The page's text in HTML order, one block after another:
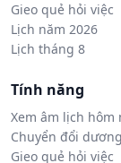
Gieo quẻ hỏi việc
Lịch năm 2026
Lịch tháng 8
Tính năng
Xem âm lịch hôm
Chuyển đổi
Gieo quẻ hỏi việc